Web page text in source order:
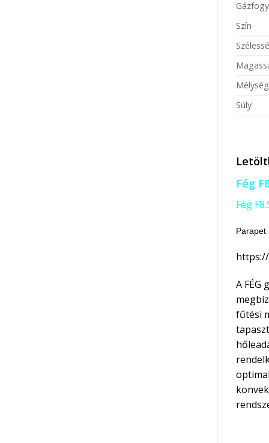
Szín
Mélység
Súly
Fég
Fég
Parapet
A FÉG
fűtési